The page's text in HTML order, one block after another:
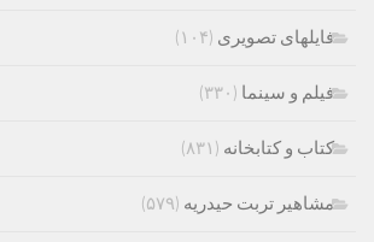
فایلهای تصویری (۱۰۴)
فیلم و سینما (۳۳۰)
کتاب و کتابخانه (۸۳۱)
مشاهیر تربت حیدریه (۵۷۹)